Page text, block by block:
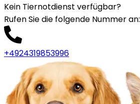
Kein Tiernotdienst verfügbar?
Rufen Sie die folgende Nummer an:
+4924319853996